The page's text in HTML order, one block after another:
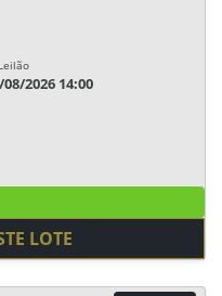
08/2026 14:00
LOTE